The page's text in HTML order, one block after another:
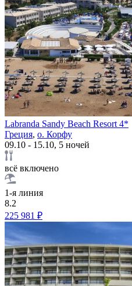
Labranda Sandy Beach Resort 4*
Греция, о. Корфу
09.10 - 15.10, 5 ночей
всё включено
1-я линия
8.2
225 981 ₽